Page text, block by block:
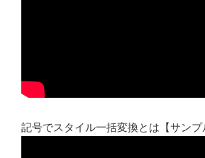
記号でスタイル一括変換とは【サンプ